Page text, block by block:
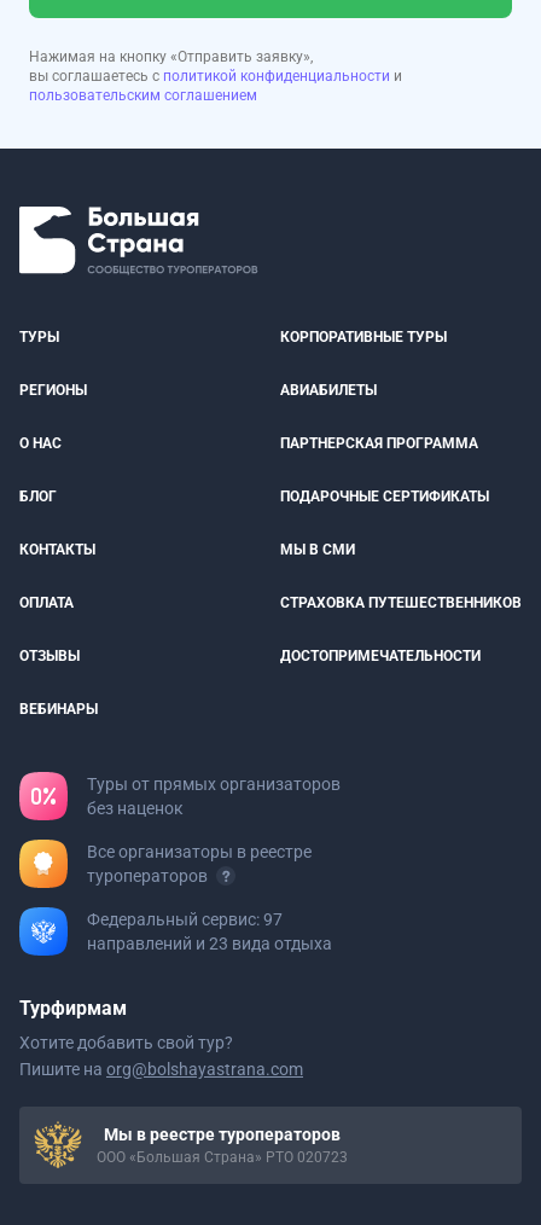
Нажимая на кнопку «Отправить заявку»,
вы соглашаетесь с политикой конфиденциальности и
пользовательским соглашением
ТУРЫ КОРПОРАТИВНЫЕ ТУРЫ
РЕГИОНЫ АВИАБИЛЕТЫ
О НАС ПАРТНЕРСКАЯ ПРОГРАММА
БЛОГ ПОДАРОЧНЫЕ СЕРТИФИКАТЫ
КОНТАКТЫ МЫ В СМИ
ОПЛАТА СТРАХОВКА ПУТЕШЕСТВЕННИКОВ
ОТЗЫВЫ ДОСТОПРИМЕЧАТЕЛЬНОСТИ
ВЕБИНАРЫ
Туры от прямых организаторов
без наценок
Все организаторы в реестре
туроператоров
Федеральный сервис: 97
направлений и 23 вида отдыха
Турфирмам
Хотите добавить свой тур?
Пишите на org@bolshayastrana.com
Мы в реестре туроператоров
ООО «Большая Страна» РТО 020723